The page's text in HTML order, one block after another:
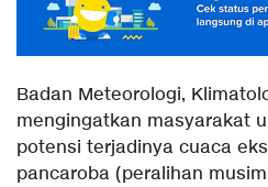
Badan Meteorologi,
mengingatkan masyarakat
potensi terjadinya cuaca
pancaroba (peralihan